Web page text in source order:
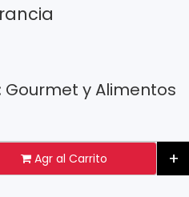
Gourmet y Alimentos
Agr al Carrito +